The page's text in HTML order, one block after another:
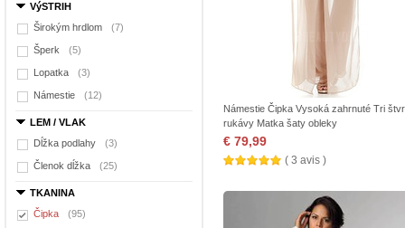
VýSTRIH
Širokým hrdlom
(7)
Šperk (5)
Lopatka (3)
Námestie (12)
LEM / VLAK
Dĺžka podlahy
(3)
Členok dĺžka (25)
TKANINA
Čipka
(95)
Námestie Čipka Vysoká zahrnuté Tri
rukávy Matka šaty obleky
€ 79,99
( 3 avis )